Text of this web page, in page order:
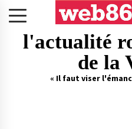
l'actualité
de la
« Il faut viser